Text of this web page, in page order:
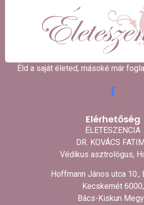
Éld a saját életed, másoké már
Elérhetőség
ÉLETESZENCIA
DR. KOVÁCS
Védikus asztrológus,
Hoffmann János utca 10.,
Kecskemét 6000,
Bács-Kiskun